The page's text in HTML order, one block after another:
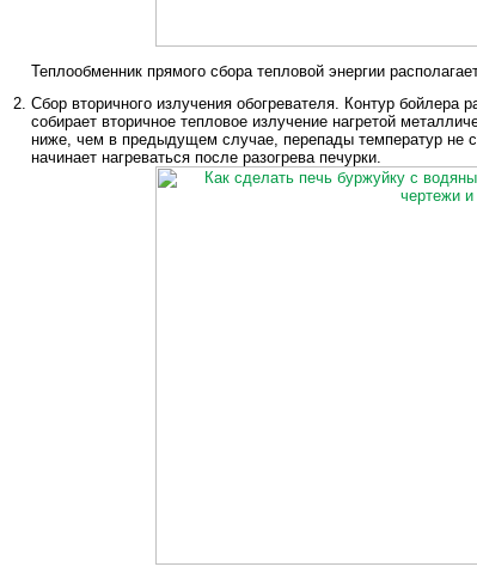
Теплообменник прямого сбора тепловой энергии
Сбор вторичного излучения обогревателя. Контур бойлера
собирает вторичное тепловое излучение нагретой
ниже, чем в предыдущем случае, перепады температур не
начинает нагреваться после разогрева печурки.